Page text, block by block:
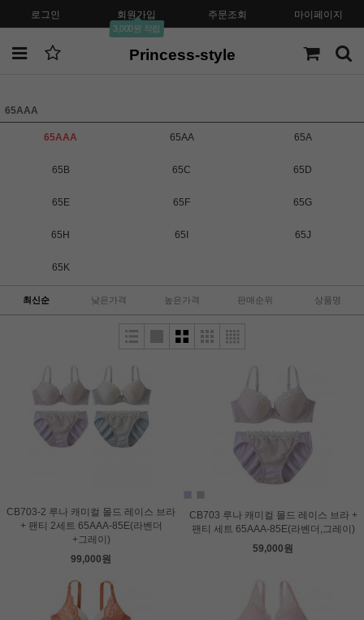
로그인 회원가입
3,000원 적립
주문조회 마이페이지
Princess-style
65AAA
65AAA 65AA 65A
65B 65C 65D
65E 65F 65G
65H 65I 65J
65K
최신순 낮은가격 높은가격 판매순위 상품명
CB703-2 루나 캐미컬 몰드 레이스 브라
+ 팬티 2세트 65AAA-85E(라벤더
+그레이)
99,000원
CB703 루나 캐미컬 몰드 레이스 브라 +
팬티 세트 65AAA-85E(라벤더,그레이)
59,000원